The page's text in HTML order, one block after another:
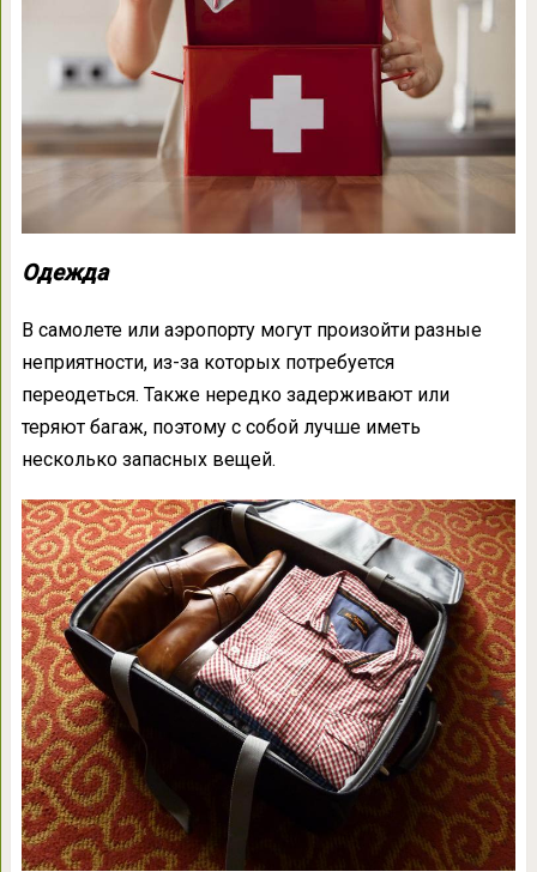
Одежда
В самолете или аэропорту могут произойти разные
неприятности, из-за которых потребуется
переодеться. Также нередко задерживают или
теряют багаж, поэтому с собой лучше иметь
несколько запасных вещей.